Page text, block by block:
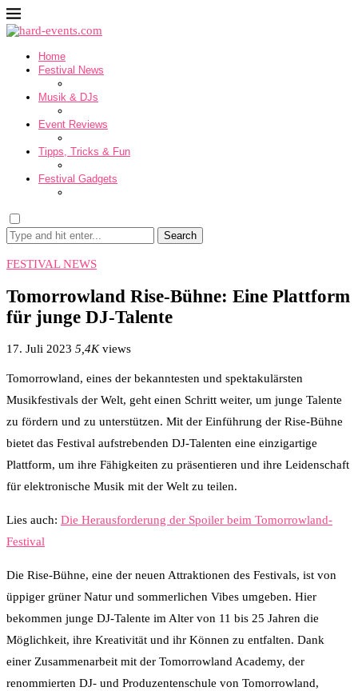
Home
Festival News
Musik & DJs
Event Reviews
Tipps, Tricks & Fun
Festival Gadgets
Search
FESTIVAL NEWS
Tomorrowland Rise-Bühne: Eine Plattform
für junge DJ-Talente
17. Juli 2023 5,4Kviews
Tomorrowland, eines der bekanntesten und spektakulärsten
Musikfestivals der Welt, geht einen Schritt weiter, um junge Talente
zu fördern und zu unterstützen. Mit der Einführung der Rise-Bühne
bietet das Festival aufstrebenden DJ-Talenten eine einzigartige
Plattform, um ihre Fähigkeiten zu präsentieren und ihre Leidenschaft
für elektronische Musik mit der Welt zu teilen.
Lies auch: Die Herausforderung der Spoiler beim Tomorrowland-
Festival
Die Rise-Bühne, eine der neuen Attraktionen des Festivals, ist von
üppiger grüner Natur und sommerlichen Vibes umgeben. Hier
bekommen junge DJ-Talente im Alter von 11 bis 25 Jahren die
Möglichkeit, ihre Kreativität und ihr Können zu entfalten. Dank
einer Zusammenarbeit mit der Tomorrowland Academy, der
renommierten DJ- und Produzentenschule von Tomorrowland,